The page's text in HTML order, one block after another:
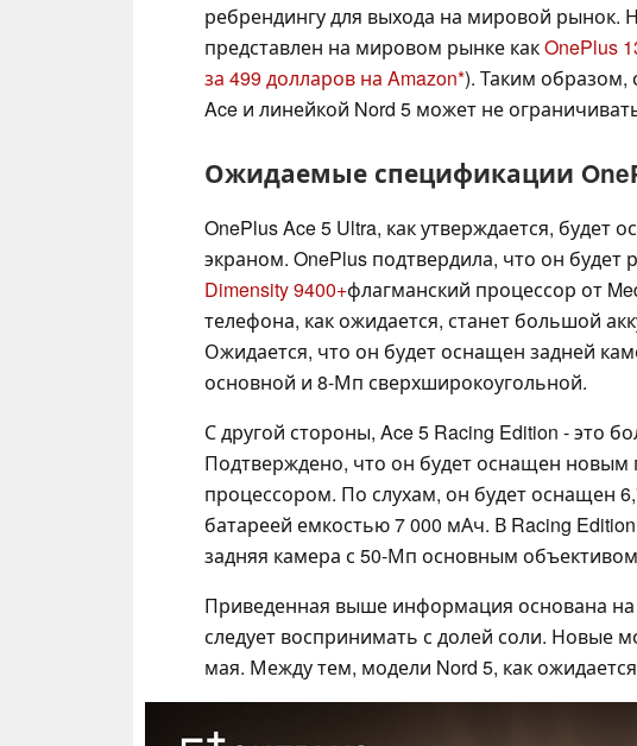
ребрендингу для выхода на мировой рынок.
представлен на мировом рынке какOnePlus
за 499 долларов на Amazon ). Таким
Ace и линейкой Nord 5 может не
Ожидаемые спецификации
OnePlus Ace 5 Ultra, как утверждается,
экраном. OnePlus подтвердила, что он будет
Dimensity 9400+флагманский процессор от
телефона, как ожидается, станет большой
Ожидается, что он будет оснащен задней
основной и 8-Мп сверхширокоугольной.
С другой стороны, Ace 5 Racing Edition - это
Подтверждено, что он будет оснащен новым
процессором. По слухам, он будет оснащен
батареей емкостью 7 000 мАч. В Racing
задняя камера с 50-Мп основным
Приведенная выше информация основана на
следует воспринимать с долей соли. Новые
мая. Между тем, модели Nord 5, как